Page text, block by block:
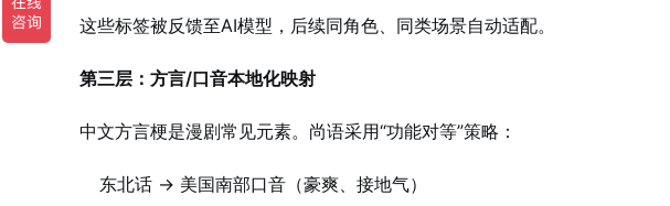
这些标签被反馈至AI模型，后续同角色、同类场景自动适配。
第三层：方言/口音本地化映射
中文方言梗是漫剧常见元素。尚语采用“功能对等”策略：
东北话 → 美国南部口音（豪爽、接地气）